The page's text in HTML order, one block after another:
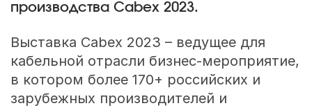
производства Cabex 2023.
Выставка Cabex 2023 – ведущее для
кабельной отрасли бизнес-мероприятие,
в котором более 170+ российских и
зарубежных производителей и